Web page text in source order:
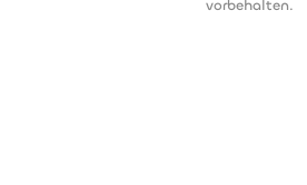
vorbehalten.